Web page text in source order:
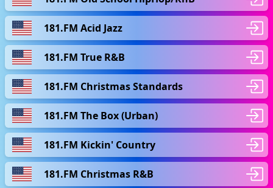
181.FM Acid Jazz
181.FM True R&B
181.FM Christmas Standards
181.FM The Box (Urban)
181.FM Kickin' Country
181.FM Christmas R&B